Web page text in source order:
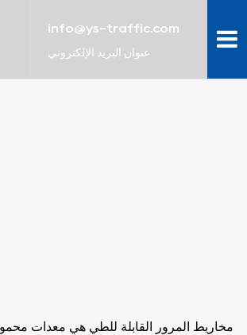
info@ys-traffic.com
عنوان البريد الإلكتروني
مخاريط المرور القابلة للطي هي معدات